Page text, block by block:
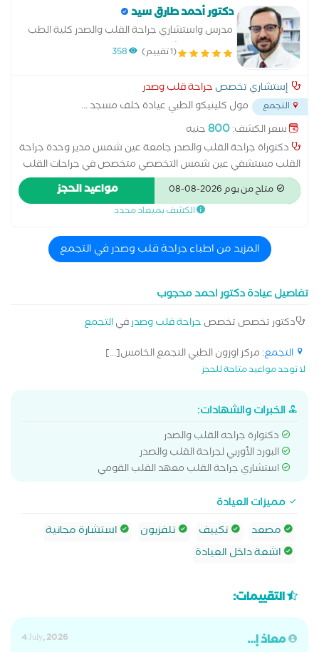
دكتور أحمد طارق سيد
مدرس واستشاري جراحة القلب والصدر كلية الطب
-جامعة عين شمس
(1 تقييم) 358
إستشاري تخصص جراحة قلب وصدر
التجمع مول كلينيكو الطبي عيادة خلف مسجد
...
سعر الكشف:800جنيه
دكتوراة جراحة القلب والصدر جامعة عين شمس مدير وحدة جراحة
القلب مستشفي عين شمس التخصصي متخصص في جراحات القلب
المفتوح والنايض جراحات االشرايين التاجية جراحات التدخل المحدود
والمنظار لصمامات القلب جراحات الشريان الاورطي واورام القلب
متاح من يوم 2026-08-08 مواعيد الحجز
الكشف بميعاد محدد
المزيد من اطباء جراحة قلب وصدر في التجمع
تفاصيل عيادة دكتور احمد محجوب
دكتور تخصص تخصص جراحة قلب وصدرفيالتجمع
التجمع: مركز اوزون الطبي التجمع الخامس[...]
لا توجد مواعيد متاحة للحجز
الخبرات والشهادات:
دكتوارة جراحه القلب والصدر
البورد الأوربي لجراحة القلب والصدر
استشاري جراحة القلب معهد القلب القومي
مميزات العيادة
مصعد
تكييف تلفزيون
استشارة مجانية
اشعة داخل العيادة
التقييمات:
معاذ إ...
4 July, 2026